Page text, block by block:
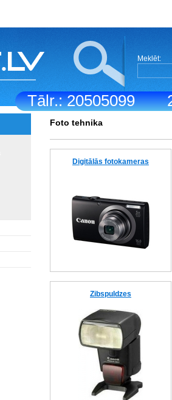
Tālr.: 20505099
Meklēt:
Foto tehnika
Digitālās fotokameras
Zibspuldzes